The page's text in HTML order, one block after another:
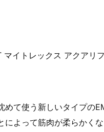
マイトレックス アクアリ
めて使う新しいタイプの
によって筋肉が柔らかく